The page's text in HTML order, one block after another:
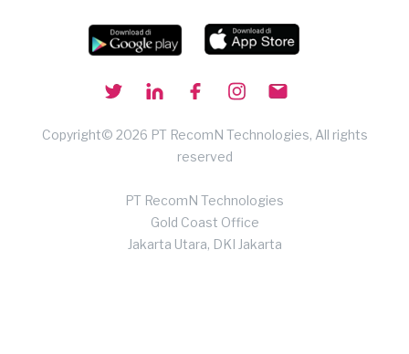
Copyright© 2026 PT RecomN Technologies, All rights
reserved
PT RecomN Technologies
Gold Coast Office
Jakarta Utara, DKI Jakarta